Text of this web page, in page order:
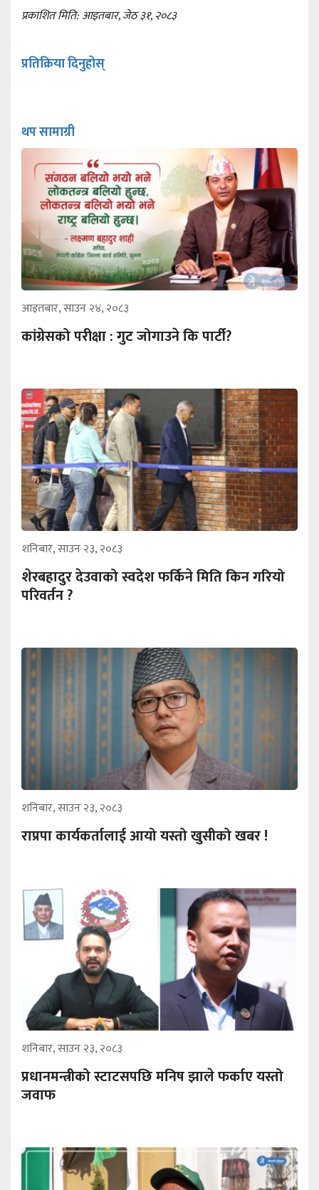
प्रकाशित मिति: आइतबार, जेठ ३१, २०८३
प्रतिक्रिया दिनुहोस्
थप सामाग्री
आइतबार, साउन २४, २०८३
कांग्रेसको परीक्षा : गुट जोगाउने कि पार्टी?
शनिबार, साउन २३, २०८३
शेरबहादुर देउवाको स्वदेश फर्किने मिति किन गरियो
परिवर्तन ?
शनिबार, साउन २३, २०८३
राप्रपा कार्यकर्तालाई आयो यस्तो खुसीको खबर !
शनिबार, साउन २३, २०८३
प्रधानमन्त्रीको स्टाटसपछि मनिष झाले फर्काए यस्तो
जवाफ